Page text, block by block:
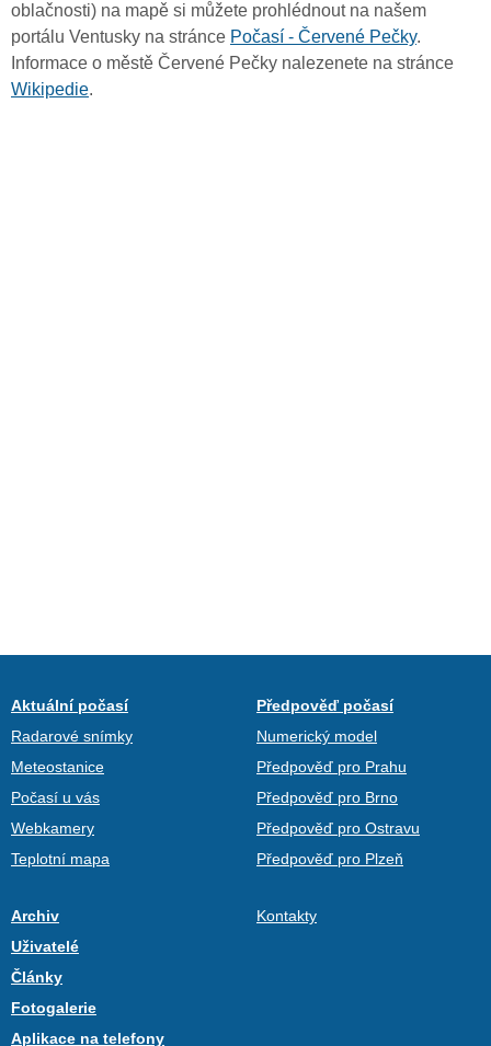
oblačnosti) na mapě si můžete prohlédnout na našem
portálu Ventusky na stránce Počasí - Červené Pečky.
Informace o městě Červené Pečky nalezenete na stránce
Wikipedie.
Aktuální počasí
Radarové snímky
Meteostanice
Počasí u vás
Webkamery
Teplotní mapa
Předpověď počasí
Numerický model
Předpověď pro Prahu
Předpověď pro Brno
Předpověď pro Ostravu
Předpověď pro Plzeň
Archiv
Uživatelé
Články
Fotogalerie
Aplikace na telefony
Kontakty